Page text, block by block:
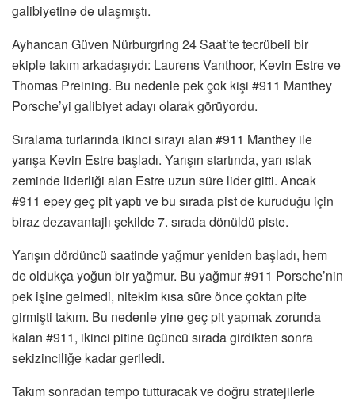
galibiyetine de ulaşmıştı.
Ayhancan Güven Nürburgring 24 Saat’te tecrübeli bir
ekiple takım arkadaşıydı: Laurens Vanthoor, Kevin Estre ve
Thomas Preining. Bu nedenle pek çok kişi #911 Manthey
Porsche’yi galibiyet adayı olarak görüyordu.
Sıralama turlarında ikinci sırayı alan #911 Manthey ile
yarışa Kevin Estre başladı. Yarışın startında, yarı ıslak
zeminde liderliği alan Estre uzun süre lider gitti. Ancak
#911 epey geç pit yaptı ve bu sırada pist de kuruduğu için
biraz dezavantajlı şekilde 7. sırada dönüldü piste.
Yarışın dördüncü saatinde yağmur yeniden başladı, hem
de oldukça yoğun bir yağmur. Bu yağmur #911 Porsche’nin
pek işine gelmedi, nitekim kısa süre önce çoktan pite
girmişti takım. Bu nedenle yine geç pit yapmak zorunda
kalan #911, ikinci pitine üçüncü sırada girdikten sonra
sekizinciliğe kadar geriledi.
Takım sonradan tempo tutturacak ve doğru stratejilerle